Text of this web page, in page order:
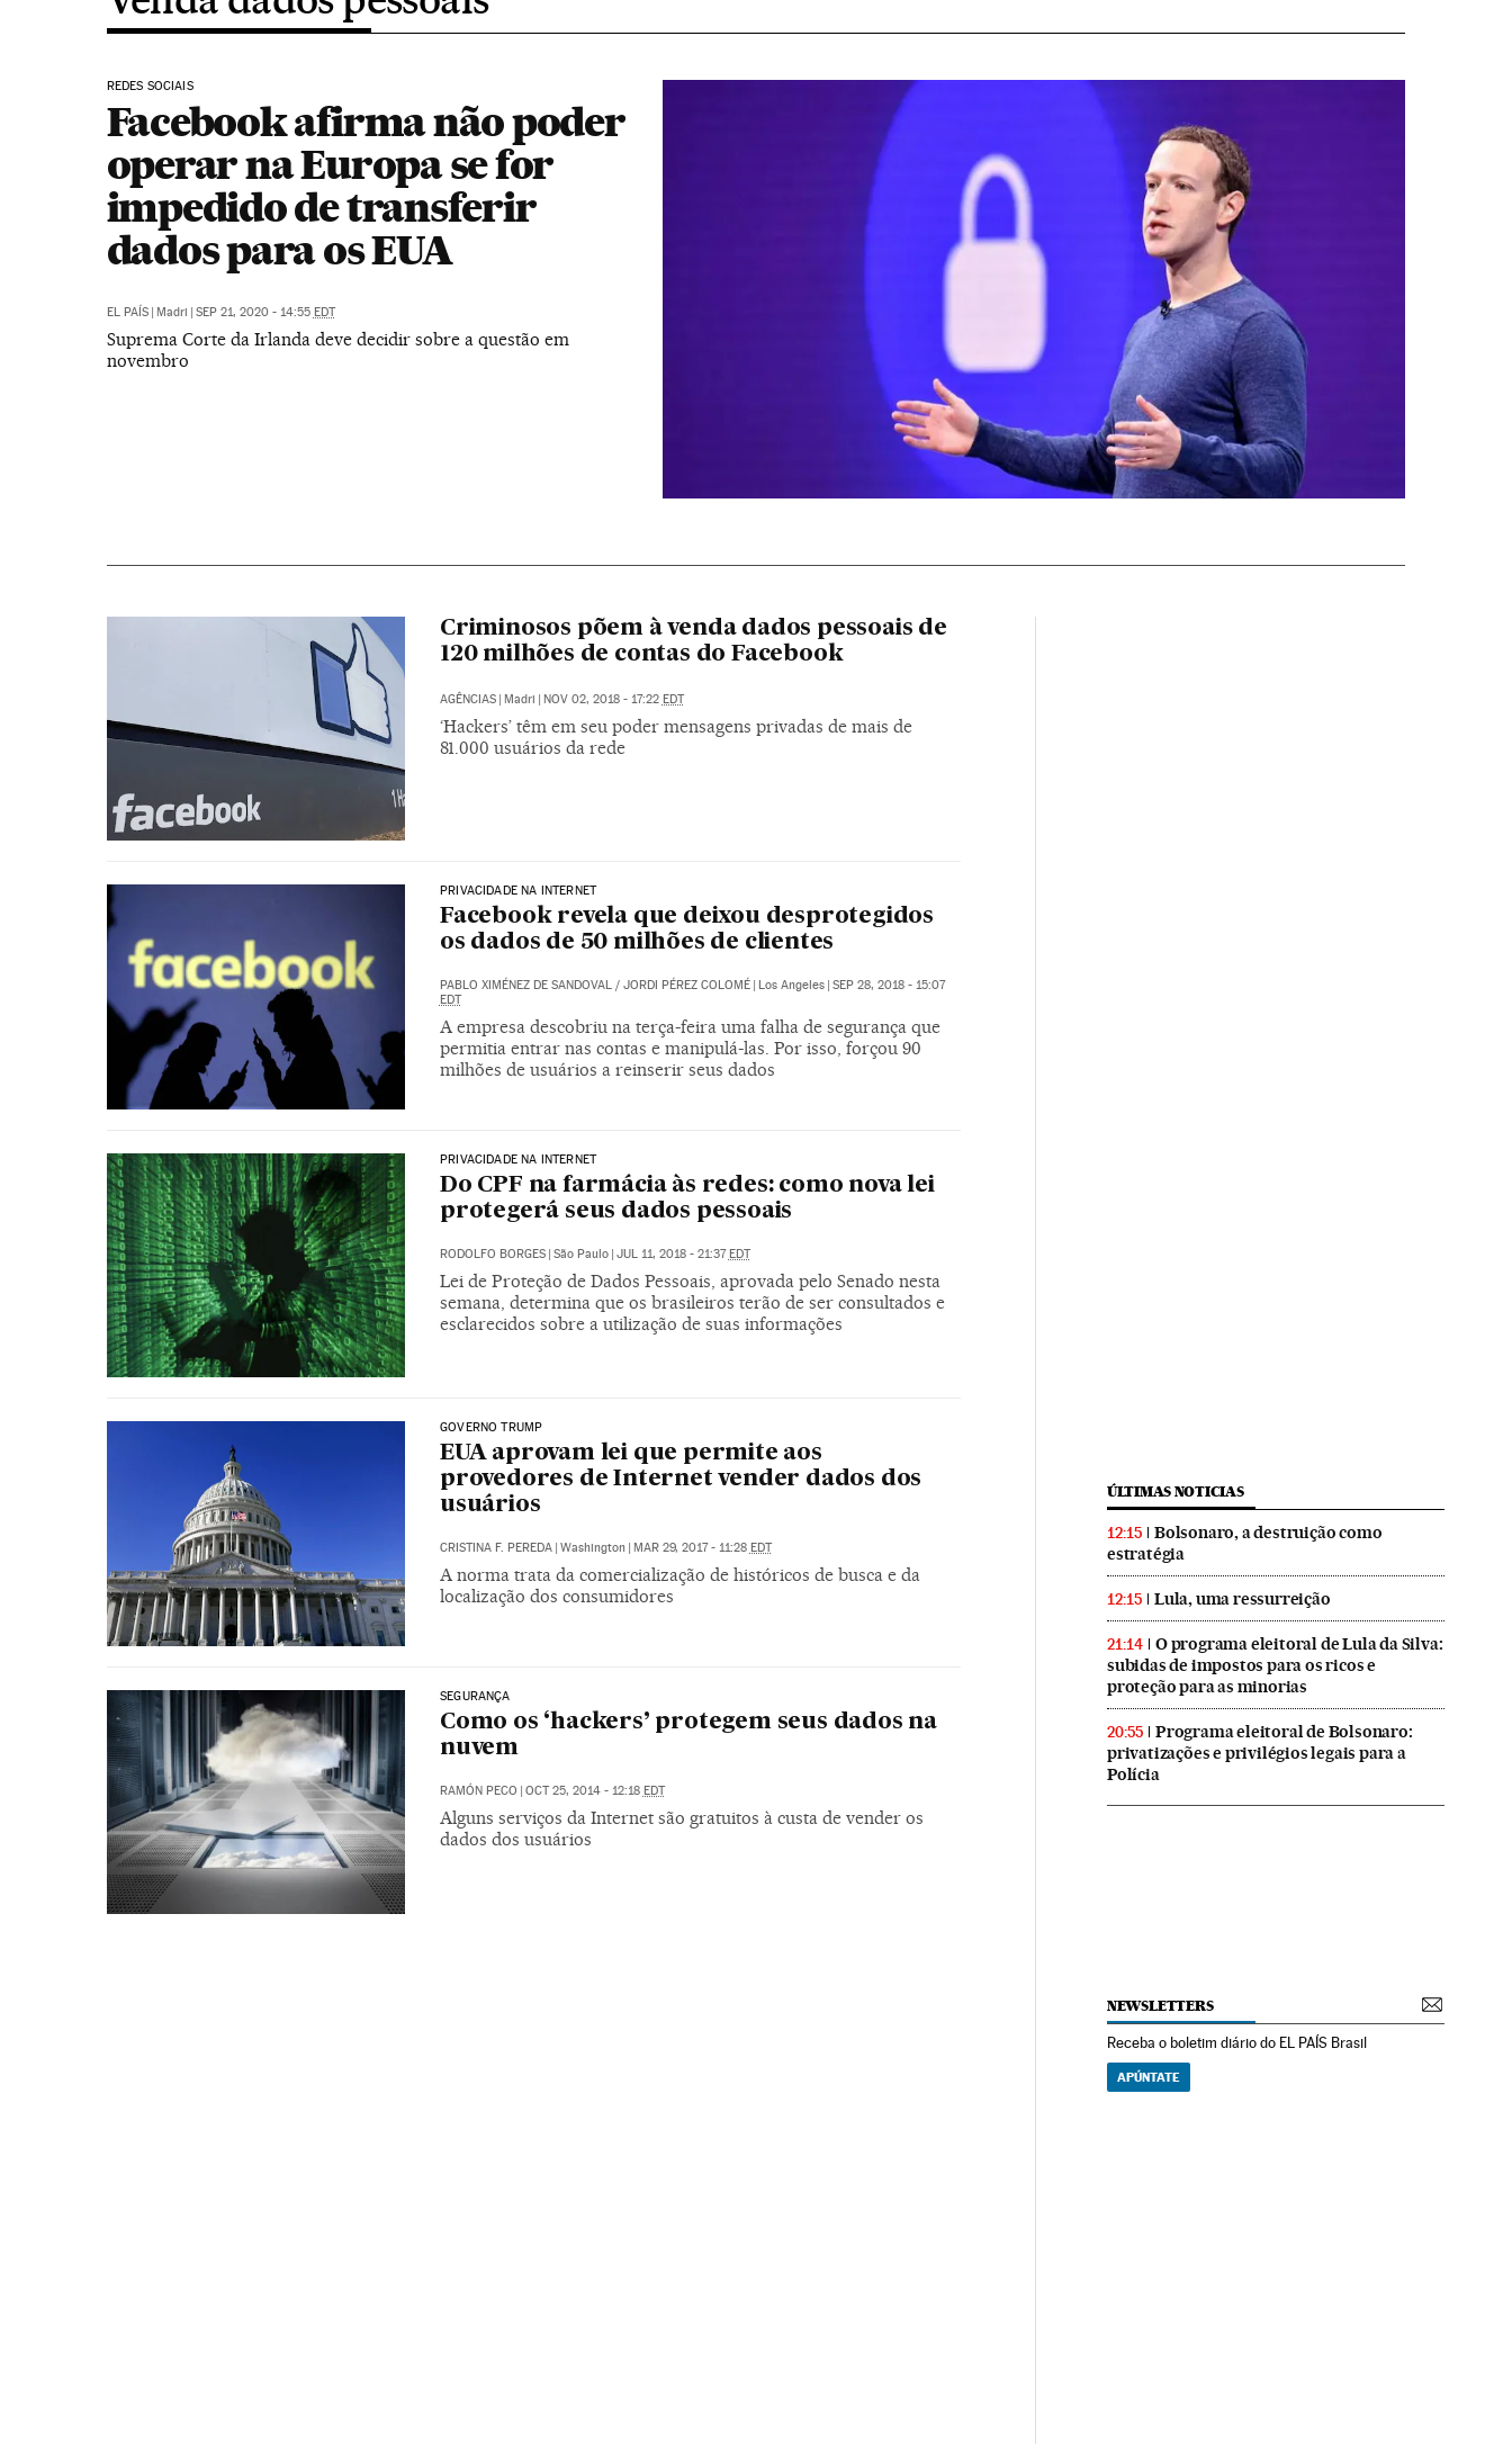
REDES SOCIAIS
Facebook afirma não poder
operar na Europa se for
impedido de transferir
dados para os EUA
EL PAÍS | Madri | SEP 21, 2020 - 14:55 EDT
Suprema Corte da Irlanda deve decidir sobre a questão em
novembro
Criminosos põem à venda dados pessoais de
120 milhões de contas do Facebook
AGÊNCIAS | Madri | NOV 02, 2018 - 17:22 EDT
‘Hackers’ têm em seu poder mensagens privadas de mais de
81.000 usuários da rede
PRIVACIDADE NA INTERNET
Facebook revela que deixou desprotegidos
os dados de 50 milhões de clientes
PABLO XIMÉNEZ DE SANDOVAL / JORDI PÉREZ COLOMÉ | Los Angeles | SEP 28, 2018 - 15:07
EDT
A empresa descobriu na terça-feira uma falha de segurança que
permitia entrar nas contas e manipulá-las. Por isso, forçou 90
milhões de usuários a reinserir seus dados
PRIVACIDADE NA INTERNET
Do CPF na farmácia às redes: como nova lei
protegerá seus dados pessoais
RODOLFO BORGES | São Paulo | JUL 11, 2018 - 21:37EDT
Lei de Proteção de Dados Pessoais, aprovada pelo Senado nesta
semana, determina que os brasileiros terão de ser consultados e
esclarecidos sobre a utilização de suas informações
GOVERNO TRUMP
EUA aprovam lei que permite aos
provedores de Internet vender dados dos
usuários
CRISTINA F. PEREDA | Washington | MAR 29, 2017 - 11:28 EDT
A norma trata da comercialização de históricos de busca e da
localização dos consumidores
SEGURANÇA
Como os ‘hackers’ protegem seus dados na
nuvem
RAMÓN PECO OCT 25, 2014 - 12:18 EDT
Alguns serviços da Internet são gratuitos à custa de vender os
dados dos usuários
ÚLTIMAS NOTICIAS
12:15
Bolsonaro, a destruição como
estratégia
12:15 Lula, uma ressurreição
21:14
O programa eleitoral de Lula da Silva:
subidas de impostos para os ricos e
proteção para as minorias
20:55
Programa eleitoral de Bolsonaro:
privatizações e privilégios legais para a
Polícia
NEWSLETTERS
Receba o boletim diário do EL PAÍS Brasil
APÚNTATE